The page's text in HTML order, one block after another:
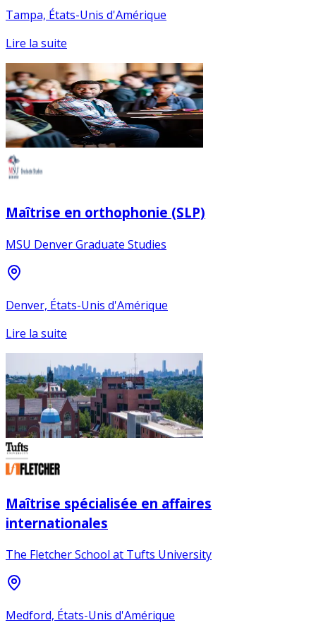
Tampa, États-Unis d'Amérique
Lire la suite
Maîtrise en orthophonie (SLP)
MSU Denver Graduate Studies
Denver, États-Unis d'Amérique
Lire la suite
Maîtrise spécialisée en affaires
internationales
The Fletcher School at Tufts University
Medford, États-Unis d'Amérique